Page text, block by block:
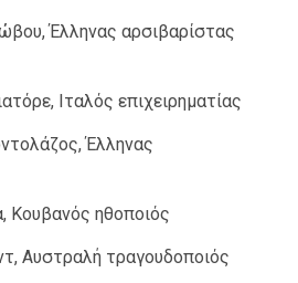
Έλληνας αρσιβαρίστας
Ιταλός επιχειρηματίας
Έλληνας
Κουβανός ηθοποιός
Αυστραλή τραγουδοποιός